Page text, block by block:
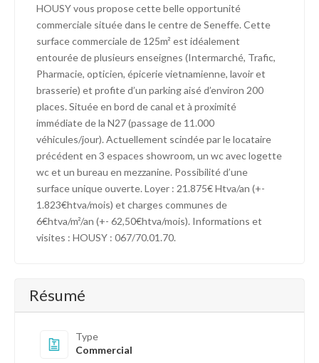
HOUSY vous propose cette belle opportunité
commerciale située dans le centre de Seneffe. Cette
surface commerciale de 125m² est idéalement
entourée de plusieurs enseignes (Intermarché, Trafic,
Pharmacie, opticien, épicerie vietnamienne, lavoir et
brasserie) et profite d’un parking aisé d’environ 200
places. Située en bord de canal et à proximité
immédiate de la N27 (passage de 11.000
véhicules/jour). Actuellement scindée par le locataire
précédent en 3 espaces showroom, un wc avec logette
wc et un bureau en mezzanine. Possibilité d’une
surface unique ouverte. Loyer : 21.875€ Htva/an (+-
1.823€htva/mois) et charges communes de
6€htva/m²/an (+- 62,50€htva/mois). Informations et
visites : HOUSY : 067/70.01.70.
Résumé
Type
Commercial